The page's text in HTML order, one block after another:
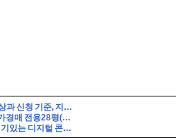
2026 민생지원금 4차 지급 대상과 신청 기준, 지금 확인해야 할 핵심 조건
인천 송도 오피스텔 사무실상가경매 전용28평(1억8천) 초역세권 국제업무지구역 송도센트로드 19층 유찰2회 인천송도센트로드오피스텔상가 부동산경매 매매
H포인트 퀴즈 8월 9일 정답(인기있는 디지털 콘텐츠를 H.Point에서 즐겨보세요! 멜론, 밀리의서재, 티빙의 인기 구독서비스를 H.Point에서 결제하시면 포인트 추가적립 혜택도 드립니다! 이 신규 서